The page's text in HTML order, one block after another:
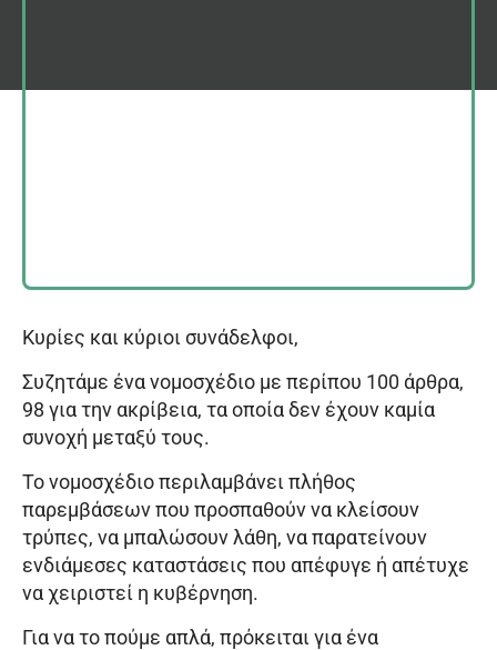
Κυρίες και κύριοι συνάδελφοι,
Συζητάμε ένα νομοσχέδιο με περίπου 100 άρθρα,
98 για την ακρίβεια, τα οποία δεν έχουν καμία
συνοχή μεταξύ τους.
Το νομοσχέδιο περιλαμβάνει πλήθος
παρεμβάσεων που προσπαθούν να κλείσουν
τρύπες, να μπαλώσουν λάθη, να παρατείνουν
ενδιάμεσες καταστάσεις που απέφυγε ή απέτυχε
να χειριστεί η κυβέρνηση.
Για να το πούμε απλά, πρόκειται για ένα